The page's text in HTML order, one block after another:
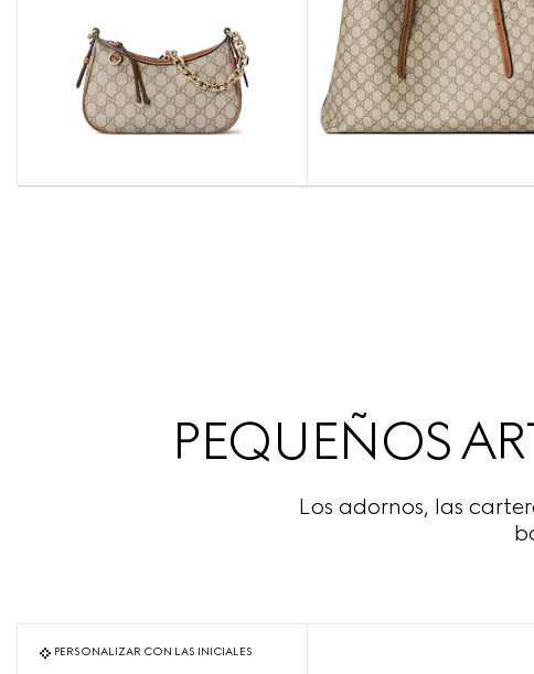
PEQUEÑOS
Los adornos, las
PERSONALIZAR CON LAS INICIALES